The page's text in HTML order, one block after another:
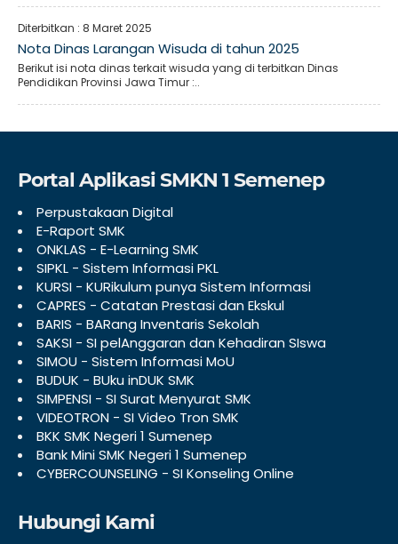
Diterbitkan : 8 Maret 2025
Nota Dinas Larangan Wisuda di tahun 2025
Berikut isi nota dinas terkait wisuda yang di terbitkan Dinas
Pendidikan Provinsi Jawa Timur :..
Portal Aplikasi SMKN 1 Semenep
Perpustakaan Digital
E-Raport SMK
ONKLAS - E-Learning SMK
SIPKL - Sistem Informasi PKL
KURSI - KURikulum punya Sistem Informasi
CAPRES - Catatan Prestasi dan Ekskul
BARIS - BARang Inventaris Sekolah
SAKSI - SI pelAnggaran dan Kehadiran SIswa
SIMOU - Sistem Informasi MoU
BUDUK - BUku inDUK SMK
SIMPENSI - SI Surat Menyurat SMK
VIDEOTRON - SI Video Tron SMK
BKK SMK Negeri 1 Sumenep
Bank Mini SMK Negeri 1 Sumenep
CYBERCOUNSELING - SI Konseling Online
Hubungi Kami